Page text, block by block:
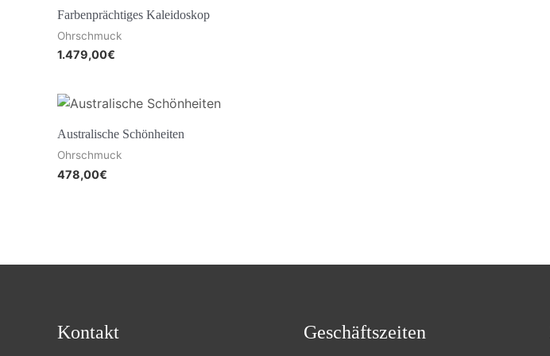
Farbenprächtiges Kaleidoskop
Ohrschmuck
1.479,00€
Australische Schönheiten
Ohrschmuck
478,00€
Kontakt Geschäftszeiten